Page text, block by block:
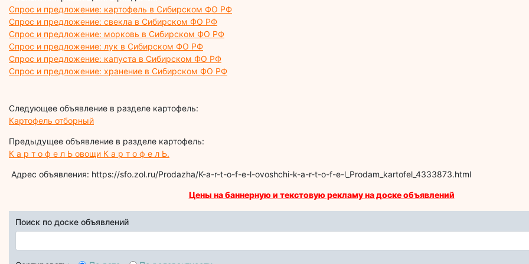
Спрос и предложение: картофель в Сибирском ФО РФ
Спрос и предложение: свекла в Сибирском ФО РФ
Спрос и предложение: морковь в Сибирском ФО РФ
Спрос и предложение: лук в Сибирском ФО РФ
Спрос и предложение: капуста в Сибирском ФО РФ
Спрос и предложение: хранение в Сибирском ФО РФ
Следующее объявление в разделе картофель:
Картофель отборный
Предыдущее объявление в разделе картофель:
К а р т о ф е л Ь овощи К а р т о ф е л Ь.
Адрес объявления: https://sfo.zol.ru/Prodazha/K-a-r-t-o-f-e-l-ovoshchi-k-a-r-t-o-f-e-l_Prodam_kartofel_4333873.html
Цены на баннерную и текстовую рекламу на доске объявлений
Поиск по доске объявлений